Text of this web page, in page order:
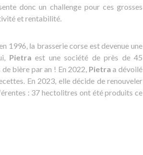
donc un challenge pour ces grosses
et rentabilité.
1996, la brasserie corse est devenue une
Pietra est une société de près de 45
bière par an ! En 2022, Pietra a dévoilé
En 2023, elle décide de renouveler
: 37 hectolitres ont été produits ce